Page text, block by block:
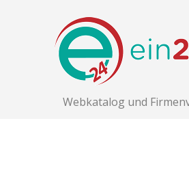
Webkatalog und